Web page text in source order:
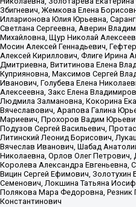
Збигневич, Жемкова Елена
Илларионова Юлия Юрьевна,
Светлана Сергеевна, Аверин
Михайловна, Щур Николай
Мосин Алексей Геннадьевич,
Алексей Кириллович, Флиге Ирина
Дмитриевна, Вититинова Елена
Куприяновна, Максимов Сергей
Иванович, Голубева Елена
Алексеевна, Закс Елена
Людмила Залмановна, Кокорина
Вячеславович, Арапова Галина
Мариевич, Прохоров Вадим
Подузов Сергей Васильевич,
Литинский Леонид Борисович,
Вячеслав Иванович, Шабад
Николаевна, Орлов Олег
Королева Александра Евгеньевна,
Вицин Сергей Ефимович,
Семенович, Локшина Татьяна
Полякова Мара Федоровна, Резник
Константинович